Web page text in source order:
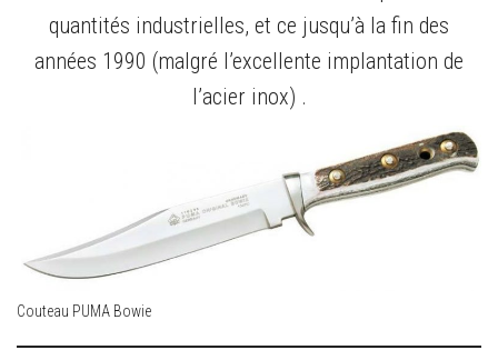
quantités industrielles, et ce jusqu’à la fin des
années 1990 (malgré l’excellente implantation de
l’acier inox) .
Couteau PUMA Bowie